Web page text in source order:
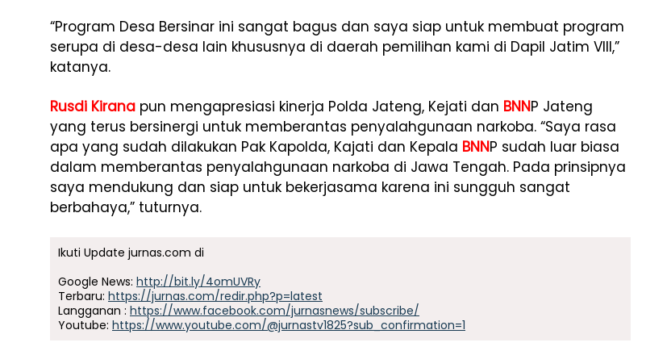
“Program Desa Bersinar ini sangat bagus dan saya siap untuk membuat program
serupa di desa-desa lain khususnya di daerah pemilihan kami di Dapil Jatim VIII,”
katanya.
Rusdi Kirana pun mengapresiasi kinerja Polda Jateng, Kejati dan BNNP Jateng
yang terus bersinergi untuk memberantas penyalahgunaan narkoba. “Saya rasa
apa yang sudah dilakukan Pak Kapolda, Kajati dan Kepala BNNP sudah luar biasa
dalam memberantas penyalahgunaan narkoba di Jawa Tengah. Pada prinsipnya
saya mendukung dan siap untuk bekerjasama karena ini sungguh sangat
berbahaya,” tuturnya.
Ikuti Update jurnas.com di
Google News: http://bit.ly/4omUVRy
Terbaru: https://jurnas.com/redir.php?p=latest
Langganan : https://www.facebook.com/jurnasnews/subscribe/
Youtube: https://www.youtube.com/@jurnastv1825?sub_confirmation=1